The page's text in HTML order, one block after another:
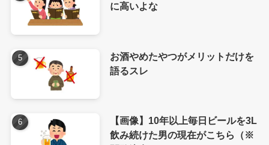
に高いよな
お酒やめたやつがメリットだけを
語るスレ
【画像】10年以上毎日ビールを3L
飲み続けた男の現在がこちら（※